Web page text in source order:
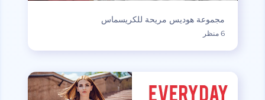
مجموعة هوديس مريحة للكريسماس
6 منظر